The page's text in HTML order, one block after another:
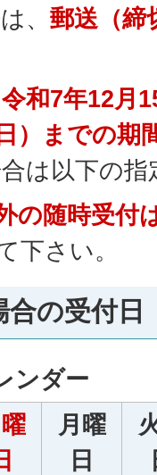
、 郵送（締
和7年12月
）までの期
は以下の
の随時受付
下さい。
の受付日
ンダー
月曜
日